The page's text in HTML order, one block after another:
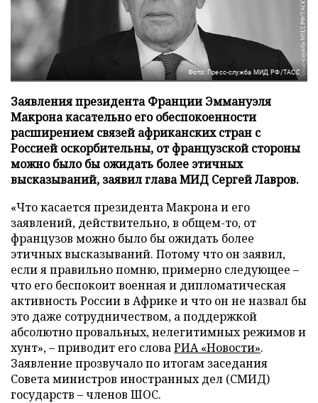
Фото: Пресс-служба МИД РФ/ТАСС
Заявления президента Франции Эммануэля
Макрона касательно его обеспокоенности
расширением связей африканских стран с
Россией оскорбительны, от французской стороны
можно было бы ожидать более этичных
высказываний, заявил глава МИД Сергей Лавров.
«Что касается президента Макрона и его
заявлений, действительно, в общем-то, от
французов можно было бы ожидать более
этичных высказываний. Потому что он заявил,
если я правильно помню, примерно следующее –
что его беспокоит военная и дипломатическая
активность России в Африке и что он не назвал бы
это даже сотрудничеством, а поддержкой
абсолютно провальных, нелегитимных режимов и
хунт», – приводит его словаРИА «Новости».
Заявление прозвучало по итогам заседания
Совета министров иностранных дел (СМИД)
государств – членов ШОС.